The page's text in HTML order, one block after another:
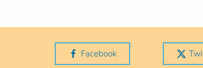
Facebook